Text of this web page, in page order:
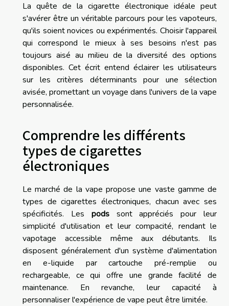
La quête de la cigarette électronique idéale peut
s'avérer être un véritable parcours pour les vapoteurs,
qu'ils soient novices ou expérimentés. Choisir l'appareil
qui correspond le mieux à ses besoins n'est pas
toujours aisé au milieu de la diversité des options
disponibles. Cet écrit entend éclairer les utilisateurs
sur les critères déterminants pour une sélection
avisée, promettant un voyage dans l'univers de la vape
personnalisée.
Comprendre les différents
types de cigarettes
électroniques
Le marché de la vape propose une vaste gamme de
types de cigarettes électroniques, chacun avec ses
spécificités. Les podssont appréciés pour leur
simplicité d'utilisation et leur compacité, rendant le
vapotage accessible même aux débutants. Ils
disposent généralement d'un système d'alimentation
en e-liquide par cartouche pré-remplie ou
rechargeable, ce qui offre une grande facilité de
maintenance. En revanche, leur capacité à
personnaliser l'expérience de vape peut être limitée.